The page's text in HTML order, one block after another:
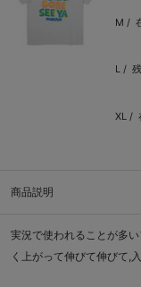
M /
L /
XL /
商品説明
実況で使われることが多
く上がって伸びて伸びて,